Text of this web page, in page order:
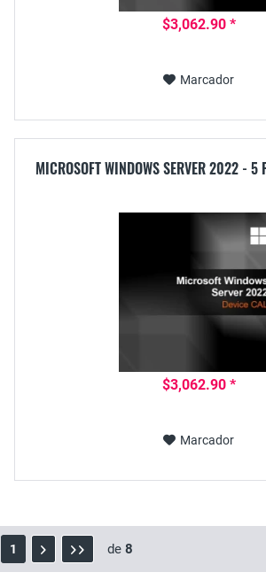
$3,062.90 *
Marcador
MICROSOFT WINDOWS SERVER 2022 - 5
$3,062.90 *
Marcador
1 de 8